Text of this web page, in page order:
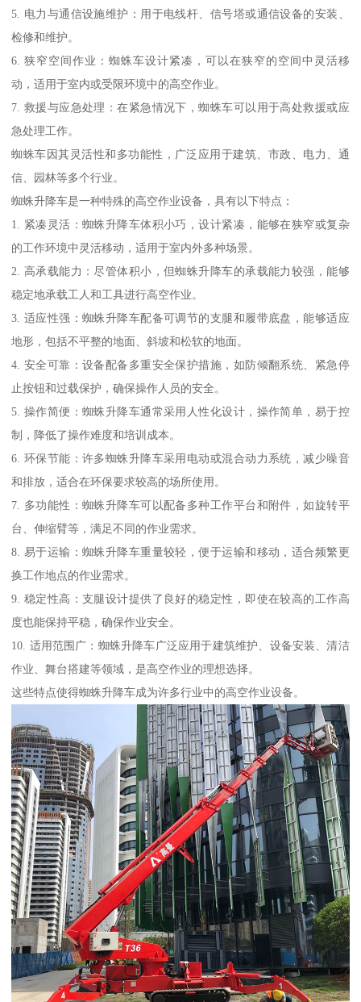
5. 电力与通信设施维护：用于电线杆、信号塔或通信设备的安装、
检修和维护。
6. 狭窄空间作业：蜘蛛车设计紧凑，可以在狭窄的空间中灵活移
动，适用于室内或受限环境中的高空作业。
7. 救援与应急处理：在紧急情况下，蜘蛛车可以用于高处救援或应
急处理工作。
蜘蛛车因其灵活性和多功能性，广泛应用于建筑、市政、电力、通
信、园林等多个行业。
蜘蛛升降车是一种特殊的高空作业设备，具有以下特点：
1. 紧凑灵活：蜘蛛升降车体积小巧，设计紧凑，能够在狭窄或复杂
的工作环境中灵活移动，适用于室内外多种场景。
2. 高承载能力：尽管体积小，但蜘蛛升降车的承载能力较强，能够
稳定地承载工人和工具进行高空作业。
3. 适应性强：蜘蛛升降车配备可调节的支腿和履带底盘，能够适应
地形，包括不平整的地面、斜坡和松软的地面。
4. 安全可靠：设备配备多重安全保护措施，如防倾翻系统、紧急停
止按钮和过载保护，确保操作人员的安全。
5. 操作简便：蜘蛛升降车通常采用人性化设计，操作简单，易于控
制，降低了操作难度和培训成本。
6. 环保节能：许多蜘蛛升降车采用电动或混合动力系统，减少噪音
和排放，适合在环保要求较高的场所使用。
7. 多功能性：蜘蛛升降车可以配备多种工作平台和附件，如旋转平
台、伸缩臂等，满足不同的作业需求。
8. 易于运输：蜘蛛升降车重量较轻，便于运输和移动，适合频繁更
换工作地点的作业需求。
9. 稳定性高：支腿设计提供了良好的稳定性，即使在较高的工作高
度也能保持平稳，确保作业安全。
10. 适用范围广：蜘蛛升降车广泛应用于建筑维护、设备安装、清洁
作业、舞台搭建等领域，是高空作业的理想选择。
这些特点使得蜘蛛升降车成为许多行业中的高空作业设备。